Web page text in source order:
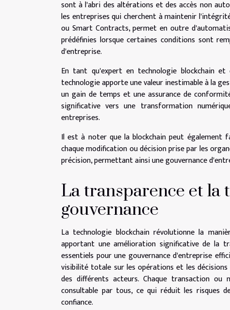
sont à l'abri des altérations et des accès non
les entreprises qui cherchent à maintenir
ou Smart Contracts, permet en outre
prédéfinies lorsque certaines conditions sont
d'entreprise.
En tant qu'expert en technologie blockchain
technologie apporte une valeur inestimable à la
un gain de temps et une assurance de
significative vers une transformation
entreprises.
Il est à noter que la blockchain peut
chaque modification ou décision prise par les
précision, permettant ainsi une gouvernance
La transparence et la
gouvernance
La technologie blockchain révolutionne la
apportant une amélioration significative de la
essentiels pour une gouvernance d'entreprise
visibilité totale sur les opérations et les
des différents acteurs. Chaque transaction
consultable par tous, ce qui réduit les risques
confiance.